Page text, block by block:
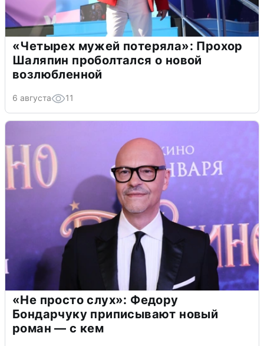
«Четырех мужей потеряла»: Прохор
Шаляпин проболтался о новой
возлюбленной
6 августа 11
«Не просто слух»: Федору
Бондарчуку приписывают новый
роман — с кем